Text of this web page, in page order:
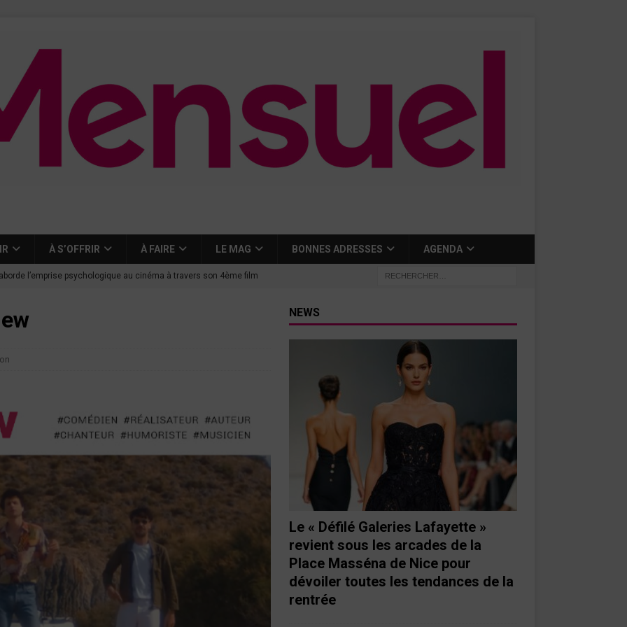
À S’OFFRIR À FAIRE LE MAG BONNES ADRESSES AGENDA
l’emprise psychologique au cinéma à travers son 4ème film
va ouvrir ses portes à Mandelieu
italiennes BONNES TABLES
la rentrée
NEWS
Le « Défilé Galeries Lafayette »
revient sous les arcades de la
Place Masséna de Nice pour
dévoiler toutes les tendances de la
rentrée